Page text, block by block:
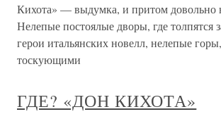
Кихота» — выдумка, и притом довольно
Нелепые постоялые дворы, где толпятся
герои итальянских новелл, нелепые
тоскующими
ГДЕ? «ДОН КИХОТА»